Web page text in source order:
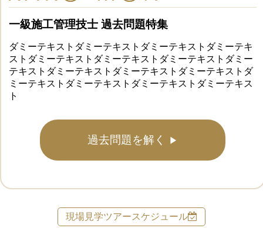
一級施工管理技士 過去問題特集
ダミーテキストダミーテキストダミーテキストダミーテキ
ストダミーテキストダミーテキストダミーテキストダミー
テキストダミーテキストダミーテキストダミーテキストダ
ミーテキストダミーテキストダミーテキストダミーテキス
ト
過去問題を解く
現場見学ツアースケジュール